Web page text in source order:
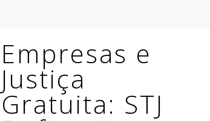
Empresas e
Justiça
Gratuita: STJ